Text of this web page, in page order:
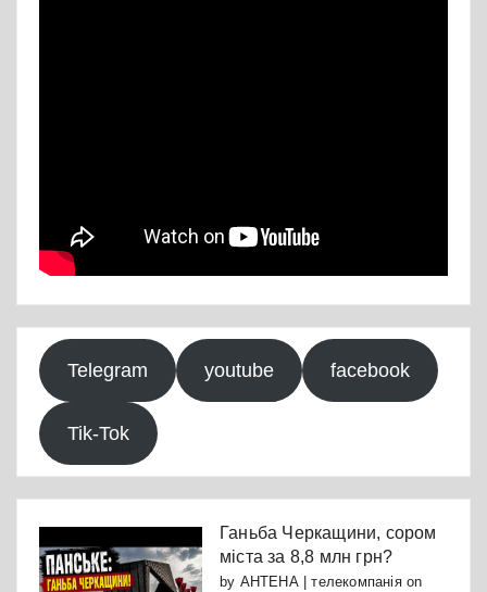
Telegram youtube facebook
Tik-Tok
Ганьба Черкащини, сором
міста за 8,8 млн грн?
by АНТЕНА | телекомпаніяon